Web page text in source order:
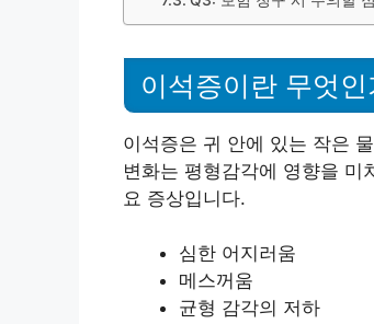
이석증이란 무엇인
이석증은 귀 안에 있는 작은
변화는 평형감각에 영향을 미
요 증상입니다.
심한 어지러움
메스꺼움
균형 감각의 저하